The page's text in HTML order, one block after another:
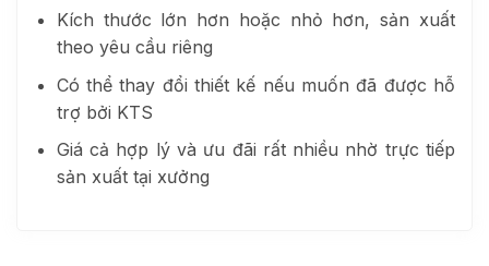
Kích thước lớn hơn hoặc nhỏ hơn, sản xuất
theo yêu cầu riêng
Có thể thay đổi thiết kế nếu muốn đã được hỗ
trợ bởi KTS
Giá cả hợp lý và ưu đãi rất nhiều nhờ trực tiếp
sản xuất tại xưởng